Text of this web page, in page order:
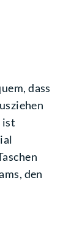
dass
ist
den